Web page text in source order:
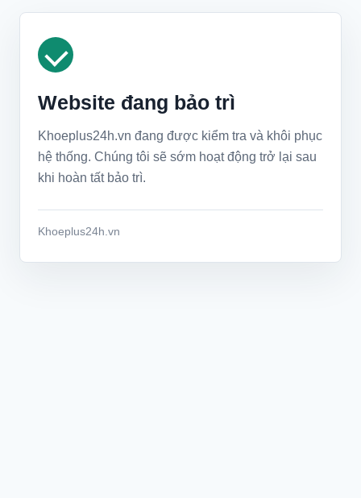
Website đang bảo trì
Khoeplus24h.vn đang được kiểm tra và khôi phục
hệ thống. Chúng tôi sẽ sớm hoạt động trở lại sau
khi hoàn tất bảo trì.
Khoeplus24h.vn